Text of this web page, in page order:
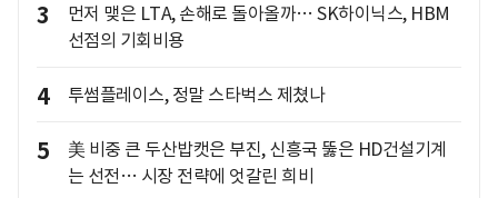
3
먼저 맺은 LTA, 손해로 돌아올까… SK하이닉스, HBM
선점의 기회비용
4 투썸플레이스, 정말 스타벅스 제쳤나
5
美 비중 큰 두산밥캣은 부진, 신흥국 뚫은 HD건설기계
는 선전… 시장 전략에 엇갈린 희비